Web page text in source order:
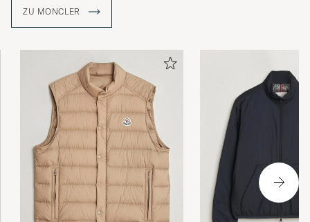
sprechen gleichermaßen Wintersportbegeisterte und
Stadtbewohner an. Care of Carl ist ein autorisierter
ausgewählte Auswahl der ikonischen Produkte der Marke.
ZU MONCLER